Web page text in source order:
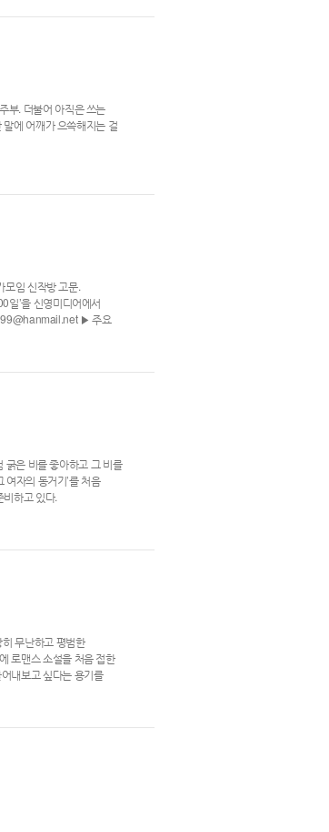
부. 더불어 아직은 쓰는
말에 어깨가 으쓱해지는 걸
모임 신작방 고문.
일’을 신영미디어에서
▶ 주요
굵은 비를 좋아하고 그 비를
자의 동거기’를 처음
비하고 있다.
무난하고 평범한
로맨스 소설을 처음 접한
내보고 싶다는 용기를